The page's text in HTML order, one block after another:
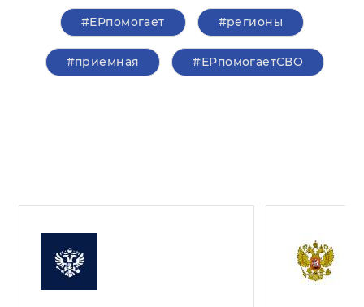
#ЕРпомогает #регионы
#приемная #ЕРпомогаетСВО